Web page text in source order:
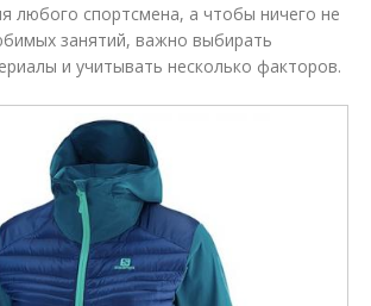
любого спортсмена, а чтобы ничего не
занятий, важно выбирать
и учитывать несколько факторов.